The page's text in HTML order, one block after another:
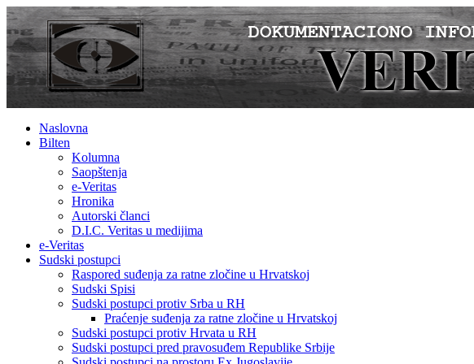
Naslovna
Bilten
Kolumna
Saopštenja
e-Veritas
Hronika
Autorski članci
D.I.C. Veritas u medijima
e-Veritas
Sudski postupci
Raspored suđenja za ratne zločine u Hrvatskoj
Sudski Spisi
Sudski postupci protiv Srba u RH
Praćenje suđenja za ratne zločine u Hrvatskoj
Sudski postupci protiv Hrvata u RH
Sudski postupci pred pravosuđem Republike Srbije